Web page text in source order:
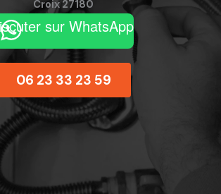
Croix 27180
sur WhatsApp
06 23 33 23 59